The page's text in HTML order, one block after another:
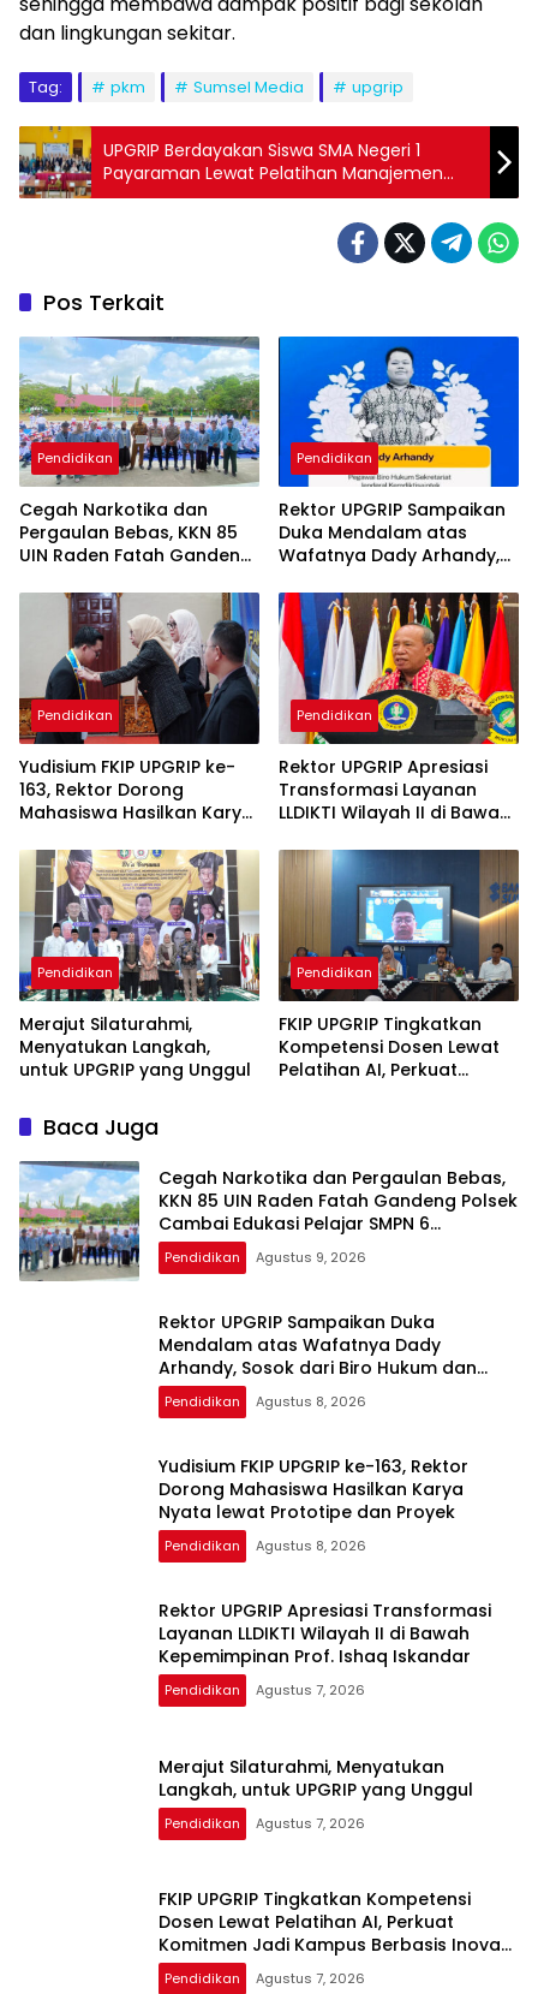
dan lingkungan sekitar.
Tag: pkm Sumsel Media upgrip
UPGRIP Berdayakan Siswa SMA Negeri 1
Payaraman Lewat Pelatihan Manajemen
Keuangan
Pos Terkait
Pendidikan
Cegah Narkotika dan
Pergaulan Bebas, KKN 85
UIN Raden Fatah Gandeng
Pelajar SMPN 6 Prabumulih
Pendidikan
Rektor UPGRIP Sampaikan
Duka Mendalam atas
Wafatnya Dady Arhandy,
Ortala Kemendiktisaintek
RI
Pendidikan
Yudisium FKIP UPGRIP ke-
163, Rektor Dorong
Mahasiswa Hasilkan Karya
Proyek
Pendidikan
Rektor UPGRIP Apresiasi
Transformasi Layanan
LLDIKTI Wilayah II di Bawah
Iskandar
Pendidikan
Merajut Silaturahmi,
Menyatukan Langkah,
untuk UPGRIP yang Unggul
Pendidikan
FKIP UPGRIP Tingkatkan
Kompetensi Dosen Lewat
Pelatihan AI, Perkuat
Baca Juga
Cegah Narkotika dan Pergaulan Bebas,
KKN 85 UIN Raden Fatah Gandeng Polsek
Cambai Edukasi Pelajar SMPN 6
Prabumulih
Pendidikan Agustus 9, 2026
Rektor UPGRIP Sampaikan Duka
Mendalam atas Wafatnya Dady
Arhandy, Sosok dari Biro Hukum dan
Ortala Kemendiktisaintek RI
Pendidikan Agustus 8, 2026
Yudisium FKIP UPGRIP ke-163, Rektor
Dorong Mahasiswa Hasilkan Karya
Nyata lewat Prototipe dan Proyek
Pendidikan Agustus 8, 2026
Rektor UPGRIP Apresiasi Transformasi
Layanan LLDIKTI Wilayah II di Bawah
Kepemimpinan Prof. Ishaq Iskandar
Pendidikan Agustus 7, 2026
Merajut Silaturahmi, Menyatukan
Langkah, untuk UPGRIP yang Unggul
Pendidikan Agustus 7, 2026
FKIP UPGRIP Tingkatkan Kompetensi
Dosen Lewat Pelatihan AI, Perkuat
Komitmen Jadi Kampus Berbasis Inovasi
Digital
Pendidikan Agustus 7, 2026